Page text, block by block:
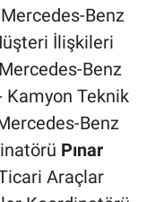
Benz
İlişkileri
Benz
Kamyon Teknik
Benz
Pınar
Araçlar